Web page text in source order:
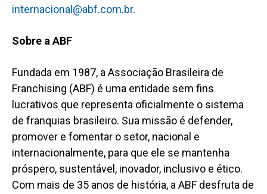
internacional@abf.com.br.
Sobre a ABF
Fundada em 1987, a Associação Brasileira de
Franchising (ABF) é uma entidade sem fins
lucrativos que representa oficialmente o sistema
de franquias brasileiro. Sua missão é defender,
promover e fomentar o setor, nacional e
internacionalmente, para que ele se mantenha
próspero, sustentável, inovador, inclusivo e ético.
Com mais de 35 anos de história, a ABF desfruta de